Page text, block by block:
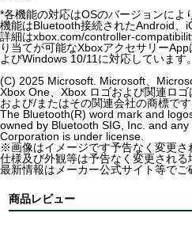
*各機能の対応はOSのバージョンによ
機能はBluetooth接続されたAndroid、
詳細はxbox.com/controller-
り当てが可能なXboxアクセサリー
よびWindows 10/11に対応しています。
(C) 2025 Microsoft. Microsoft、
Xbox One、Xbox ロゴおよび関連ロ
および/またはその関連会社の商標です
The Bluetooth(R) word mark and
owned by Bluetooth SIG, Inc. and
Corporation is under license.
※画像はイメージです予告なく変更
仕様及び外観等は予告なく変更される
最新情報はメーカー公式サイト等でご
商品レビュー